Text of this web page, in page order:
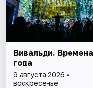
Вивальди. Времена
года
9 августа 2026 •
воскресенье